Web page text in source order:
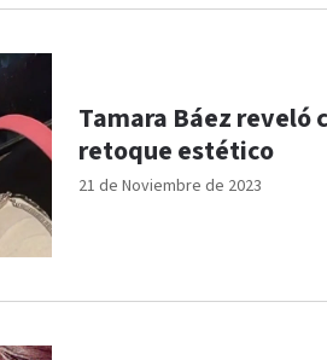
21 de Noviembre de 2023
Tamara Báez reveló
retoque estético